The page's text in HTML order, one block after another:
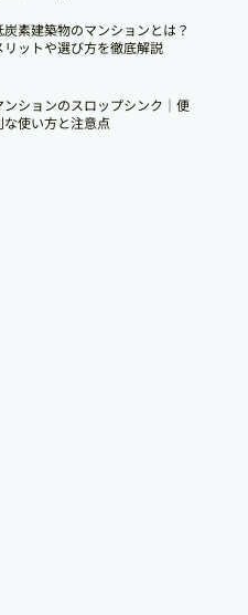
炭素建築物のマンションとは？
リットや選び方を徹底解説
ンションのスロップシンク│便
な使い方と注意点